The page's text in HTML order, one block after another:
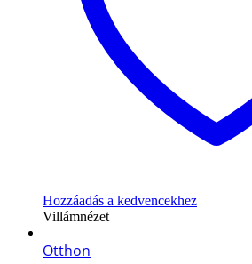
Hozzáadás a kedvencekhez
Villámnézet
Otthon